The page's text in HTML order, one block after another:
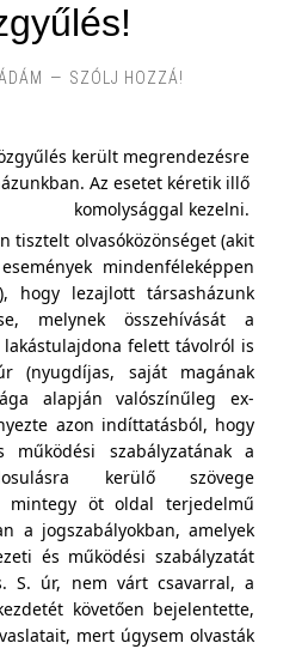
SZÓLJ HOZZÁ!
tisztelt olvasóközönséget (akit
mindenféleképpen
hogy lezajlott társasházunk
melynek összehívását a
felett távolról is
(nyugdíjas, saját magának
alapján valószínűleg ex-
azon indíttatásból, hogy
szabályzatának a
kerülő szövege
mintegy öt oldal terjedelmű
a jogszabályokban, amelyek
és működési szabályzatát
S. úr, nem várt csavarral, a
követően bejelentette,
mert úgysem olvasták